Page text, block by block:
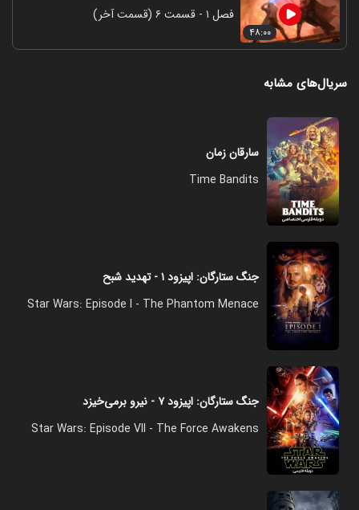
۴۸:۰۰
فصل ۱ - قسمت ۶ (قسمت آخر)
سریال‌های مشابه
سارقان زمان
Time Bandits
جنگ ستارگان: اپیزود ۱ - تهدید شبح
Star Wars: Episode I - The Phantom Menace
جنگ ستارگان: اپیزود ۷ - نیرو برمی‌خیزد
Star Wars: Episode VII - The Force Awakens